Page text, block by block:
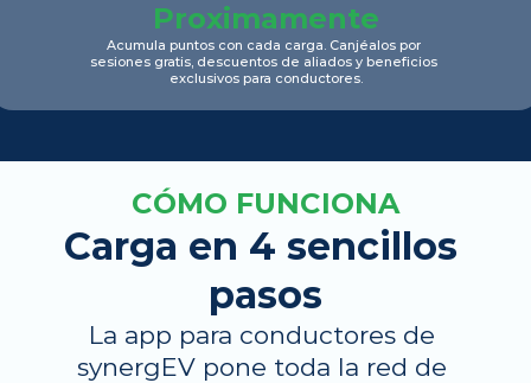
Proximamente
Acumula puntos con cada carga. Canjéalos por
sesiones gratis, descuentos de aliados y beneficios
exclusivos para conductores.
CÓMO FUNCIONA
Carga en 4 sencillos
pasos
La app para conductores de
synergEV pone toda la red de